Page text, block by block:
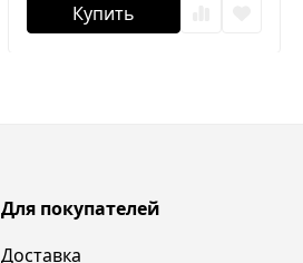
Купить
Для покупателей
Доставка